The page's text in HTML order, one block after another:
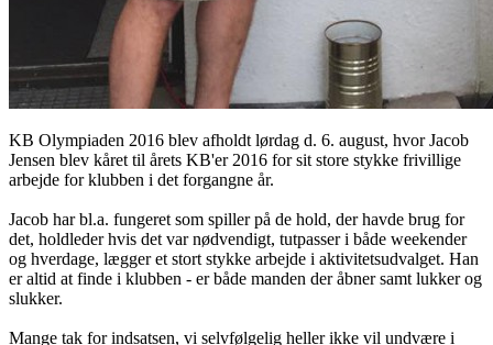
KB Olympiaden 2016 blev afholdt lørdag d. 6. august, hvor Jacob
Jensen blev kåret til årets KB'er 2016 for sit store stykke frivillige
arbejde for klubben i det forgangne år.
Jacob har bl.a. fungeret som spiller på de hold, der havde brug for
det, holdleder hvis det var nødvendigt, tutpasser i både weekender
og hverdage, lægger et stort stykke arbejde i aktivitetsudvalget. Han
er altid at finde i klubben - er både manden der åbner samt lukker og
slukker.
Mange tak for indsatsen, vi selvfølgelig heller ikke vil undvære i